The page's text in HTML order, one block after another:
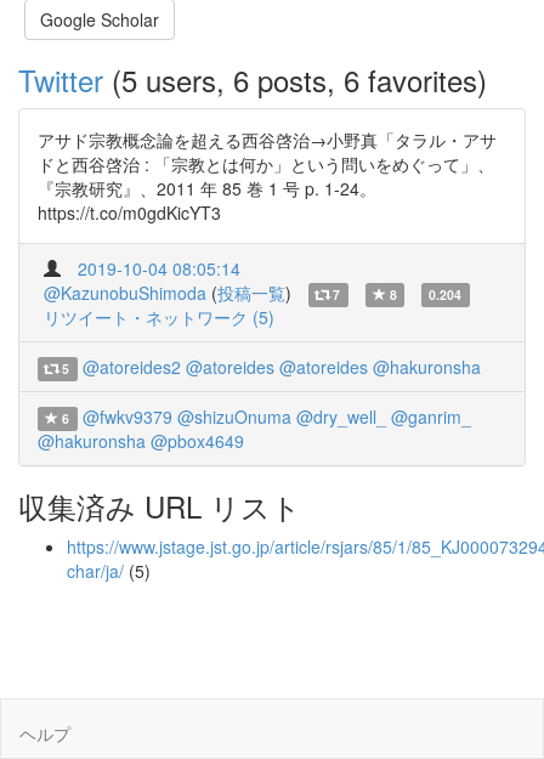
Google Scholar
Twitter (5 users, 6 posts, 6 favorites)
アサド宗教概念論を超える西谷啓治→小野真「タラル・アサ
ドと西谷啓治 : 「宗教とは何か」という問いをめぐって」、
『宗教研究』、2011 年 85 巻 1 号 p. 1-24。
https://t.co/m0gdKicYT3
2019-10-04 08:05:14
@KazunobuShimoda (投稿一覧) 7 8 0.204
リツイート・ネットワーク (5)
5 @atoreides2 @atoreides @atoreides @hakuronsha
6 @fwkv9379 @shizuOnuma @dry_well_
@ganrim_
@hakuronsha @pbox4649
収集済み URL リスト
https://www.jstage.jst.go.jp/article/rsjars/85/1/
char/ja/ (5)
ヘルプ